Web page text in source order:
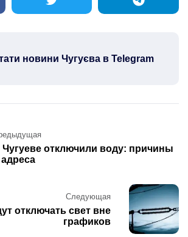
новини Чугуєва в Telegram
Чугуеве отключили воду: причины
адреса
Следующая
отключать свет вне
графиков